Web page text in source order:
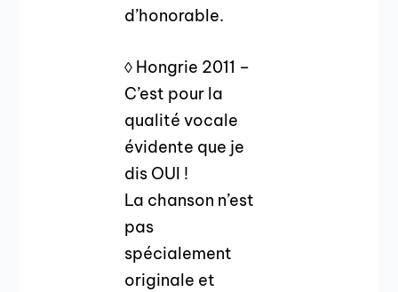
d’honorable.
◊ Hongrie 2011 –
C’est pour la
qualité vocale
évidente que je
dis OUI !
La chanson n’est
pas
spécialement
originale et